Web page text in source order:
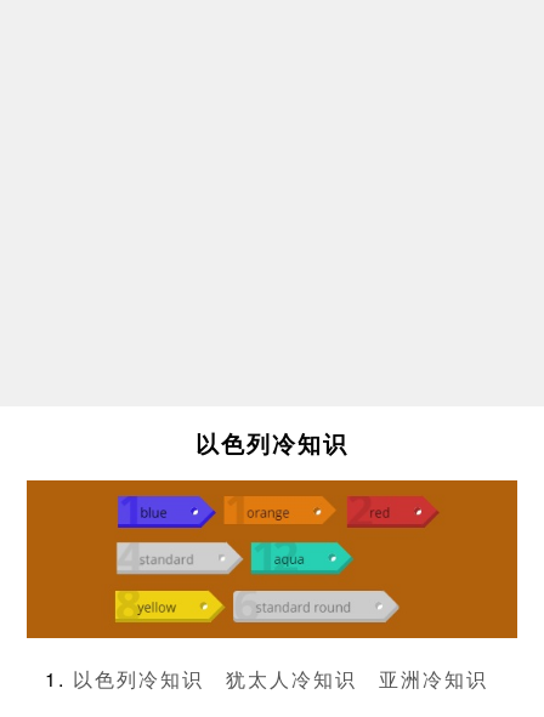
以色列冷知识
以色列冷知识 犹太人冷知识
亚洲冷知识